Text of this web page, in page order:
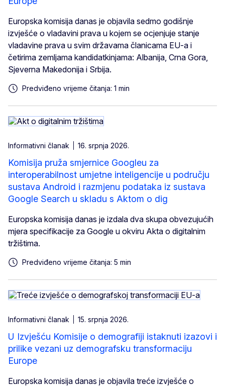
Europska komisija danas je objavila sedmo godišnje
izvješće o vladavini prava u kojem se ocjenjuje stanje
vladavine prava u svim državama članicama EU-a i
četirima zemljama kandidatkinjama: Albanija, Crna Gora,
Sjeverna Makedonija i Srbija.
Predviđeno vrijeme čitanja: 1 min
Informativni članak 16. srpnja 2026.
Komisija pruža smjernice Googleu za
interoperabilnost umjetne inteligencije u području
sustava Android i razmjenu podataka iz sustava
Google Search u skladu s Aktom o dig
Europska komisija danas je izdala dva skupa obvezujućih
mjera specifikacije za Google u okviru Akta o digitalnim
tržištima.
Predviđeno vrijeme čitanja: 5 min
Informativni članak 15. srpnja 2026.
U Izvješću Komisije o demografiji istaknuti izazovi i
prilike vezani uz demografsku transformaciju
Europe
Europska komisija danas je objavila treće izvješće o